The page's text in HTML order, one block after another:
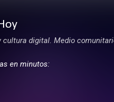
cultura digital. Medio
en minutos: